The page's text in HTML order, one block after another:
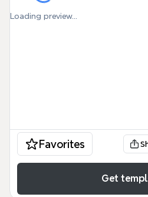
Loading preview...
Favorites
Get